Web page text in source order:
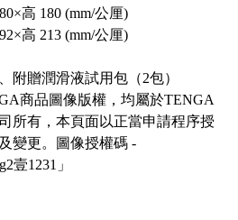
高 180 (mm/公厘)
高 213 (mm/公厘)
附贈潤滑液試用包（2包）
商品圖像版權，均屬於TENGA
所有，本頁面以正當申請程序授
變更。圖像授權碼 -
壹1231」